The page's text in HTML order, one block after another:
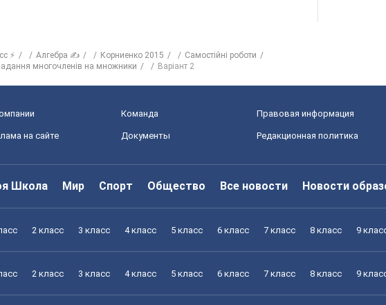
⚡ Алгебра ✍ Корниенко 2015
Самостійні роботи
многочленів на множники
Варіант 2
Команда Правовая информация
на сайте Документы Редакционная политика
Школа Мир Спорт Общество Все новости Новости
2 класс 3 класс 4 класс 5 класс 6 класс 7 класс 8 класс 9
2 класс 3 класс 4 класс 5 класс 6 класс 7 класс 8 класс 9